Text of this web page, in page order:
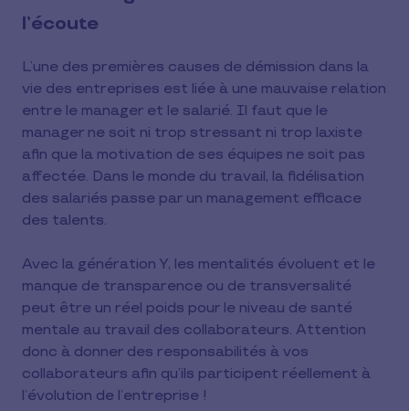
l’écoute
L’une des premières causes de démission dans la
vie des entreprises est liée à une mauvaise relation
entre le manager et le salarié. Il faut que le
manager ne soit ni trop stressant ni trop laxiste
afin que la motivation de ses équipes ne soit pas
affectée. Dans le monde du travail, la fidélisation
des salariés passe par un management efficace
des talents.
Avec la génération Y, les mentalités évoluent et le
manque de transparence ou de transversalité
peut être un réel poids pour le niveau de santé
mentale au travail des collaborateurs. Attention
donc à donner des responsabilités à vos
collaborateurs afin qu’ils participent réellement à
l’évolution de l’entreprise !